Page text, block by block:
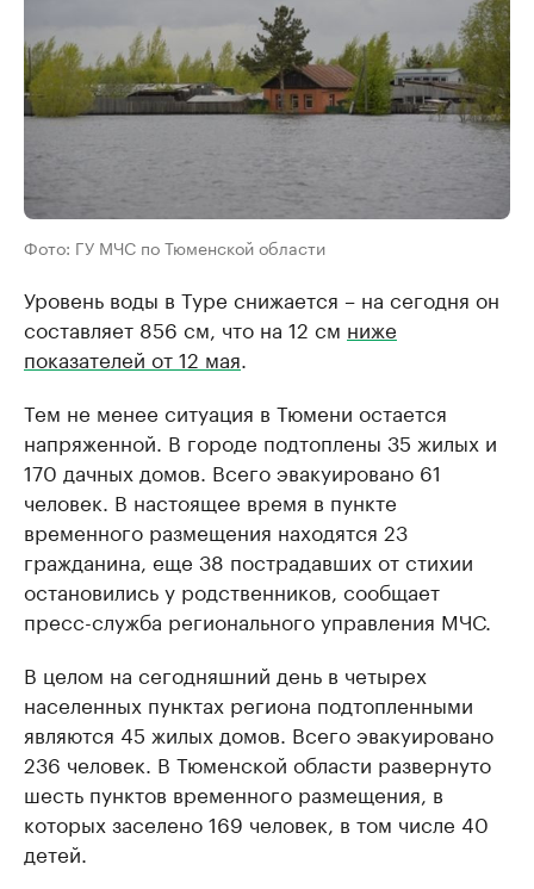
Фото: ГУ МЧС по Тюменской области
Уровень воды в Туре снижается – на сегодня он
составляет 856 см, что на 12 см ниже
показателей от 12 мая
Тем не менее ситуация в Тюмени остается
напряженной. В городе подтоплены 35 жилых и
170 дачных домов. Всего эвакуировано 61
человек. В настоящее время в пункте
временного размещения находятся 23
гражданина, еще 38 пострадавших от стихии
остановились у родственников, сообщает
пресс-служба регионального управления МЧС.
В целом на сегодняшний день в четырех
населенных пунктах региона подтопленными
являются 45 жилых домов. Всего эвакуировано
236 человек. В Тюменской области развернуто
шесть пунктов временного размещения, в
которых заселено 169 человек, в том числе 40
детей.